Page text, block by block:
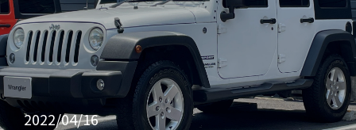
2022/04/16